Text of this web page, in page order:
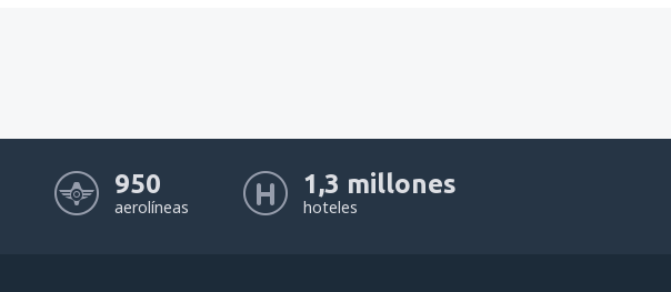
950
aerolíneas
1,3 millones
hoteles